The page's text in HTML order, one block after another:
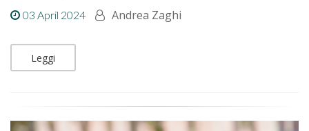
03 April 2024 Andrea Zaghi
Leggi